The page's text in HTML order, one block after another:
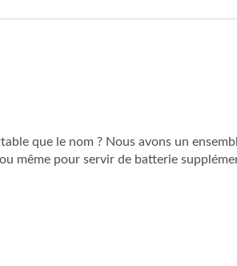
que le nom ? Nous avons un
même pour servir de batterie